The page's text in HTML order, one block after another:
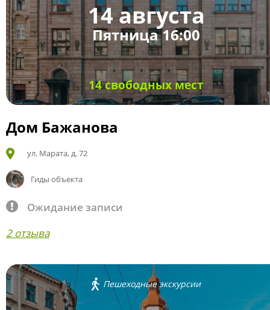
14 августа
Пятница 16:00
14 свободных мест
Дом Бажанова
ул. Марата, д. 72
Гиды объекта
Ожидание записи
2 отзыва
Пешеходные экскурсии